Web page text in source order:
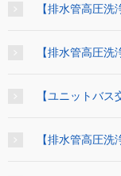
【排水管高圧
【排水管高圧
【ユニットバ
【排水管高圧